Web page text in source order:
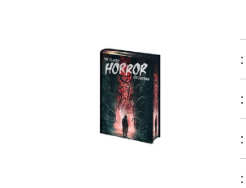
:
:
:
: